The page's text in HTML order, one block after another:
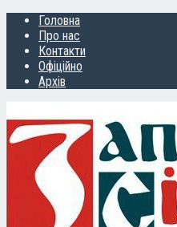
Головна
Про нас
Контакти
Офіційно
Архів